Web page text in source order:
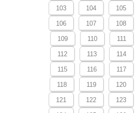
103 104 105
106 107 108
109 110 111
112 113 114
115 116 117
118 119 120
121 122 123